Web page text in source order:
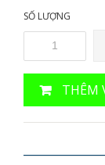
SỐ LƯỢNG
THÊM